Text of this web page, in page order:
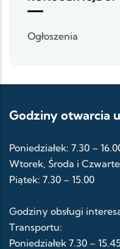
Ogłoszenia
Godziny otwarcia
Poniedziałek: 7.30 –
Wtorek, Środa i
Piątek: 7.30 – 15.00
Godziny obsługi
Transportu:
Poniedziałek 7.30 –